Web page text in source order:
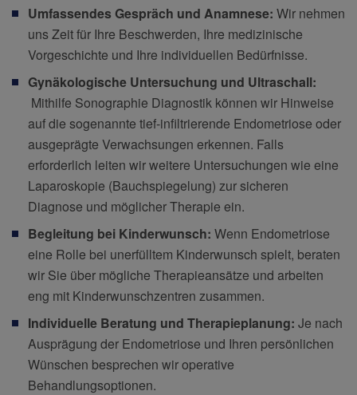
Umfassendes Gespräch und Anamnese: Wir nehmen
uns Zeit für Ihre Beschwerden, Ihre medizinische
Vorgeschichte und Ihre individuellen Bedürfnisse.
Gynäkologische Untersuchung und Ultraschall:
Mithilfe Sonographie Diagnostik können wir Hinweise
auf die sogenannte tief-infiltrierende Endometriose oder
ausgeprägte Verwachsungen erkennen. Falls
erforderlich leiten wir weitere Untersuchungen wie eine
Laparoskopie (Bauchspiegelung) zur sicheren
Diagnose und möglicher Therapie ein.
Begleitung bei Kinderwunsch: Wenn Endometriose
eine Rolle bei unerfülltem Kinderwunsch spielt, beraten
wir Sie über mögliche Therapieansätze und arbeiten
eng mit Kinderwunschzentren zusammen.
Individuelle Beratung und Therapieplanung: Je nach
Ausprägung der Endometriose und Ihren persönlichen
Wünschen besprechen wir operative
Behandlungsoptionen.